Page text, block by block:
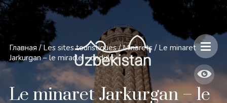
Главная / Les sites touristiques / Minarets / Le minaret
Jarkurgan – le miracle « ondulé »
Le minaret Jarkurgan – le